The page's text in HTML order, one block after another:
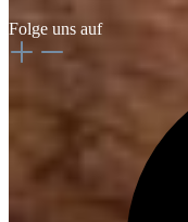
Folge uns auf